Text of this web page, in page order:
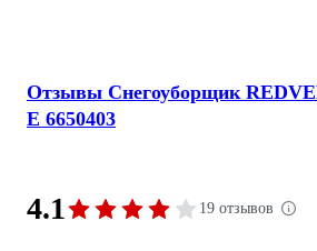
Отзывы Снегоуборщик
E 6650403
4.1 19 отзывов